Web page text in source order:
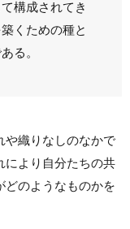
構成されてき
くための種と
る。
や織りなしのなかで
により自分たちの共
どのようなものかを